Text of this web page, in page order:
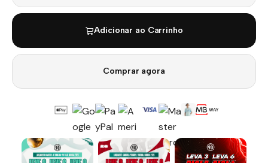
Adicionar ao Carrinho
Comprar agora